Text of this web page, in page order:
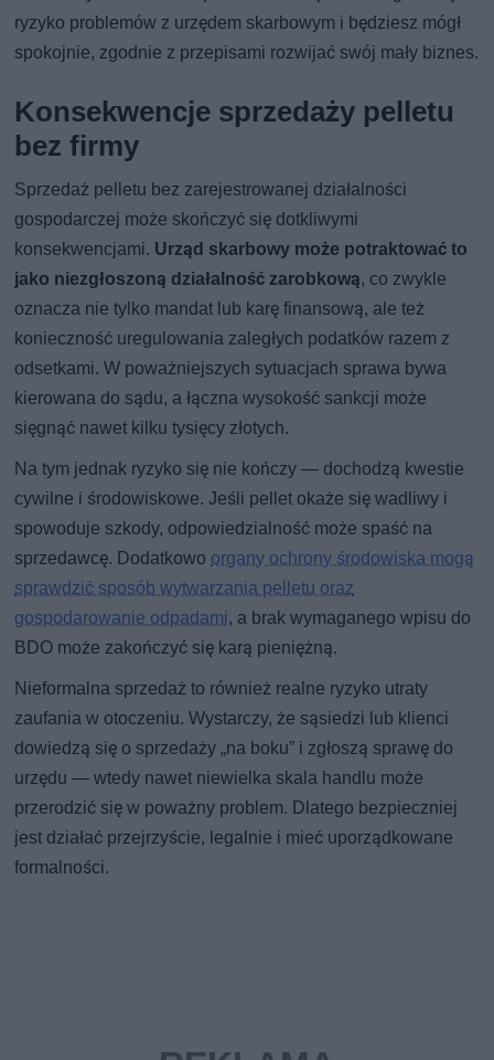
ryzyko problemów z urzędem skarbowym i będziesz mógł
spokojnie, zgodnie z przepisami rozwijać swój mały biznes.
Konsekwencje sprzedaży pelletu
bez firmy
Sprzedaż pelletu bez zarejestrowanej działalności
gospodarczej może skończyć się dotkliwymi
konsekwencjami. Urząd skarbowy może potraktować to
jako niezgłoszoną działalność zarobkową, co zwykle
oznacza nie tylko mandat lub karę finansową, ale też
konieczność uregulowania zaległych podatków razem z
odsetkami. W poważniejszych sytuacjach sprawa bywa
kierowana do sądu, a łączna wysokość sankcji może
sięgnąć nawet kilku tysięcy złotych.
Na tym jednak ryzyko się nie kończy — dochodzą kwestie
cywilne i środowiskowe. Jeśli pellet okaże się wadliwy i
spowoduje szkody, odpowiedzialność może spaść na
sprzedawcę. Dodatkowo organy ochrony środowiska mogą
sprawdzić sposób wytwarzania pelletu oraz
gospodarowanie odpadami, a brak wymaganego wpisu do
BDO może zakończyć się karą pieniężną.
Nieformalna sprzedaż to również realne ryzyko utraty
zaufania w otoczeniu. Wystarczy, że sąsiedzi lub klienci
dowiedzą się o sprzedaży „na boku” i zgłoszą sprawę do
urzędu — wtedy nawet niewielka skala handlu może
przerodzić się w poważny problem. Dlatego bezpieczniej
jest działać przejrzyście, legalnie i mieć uporządkowane
formalności.